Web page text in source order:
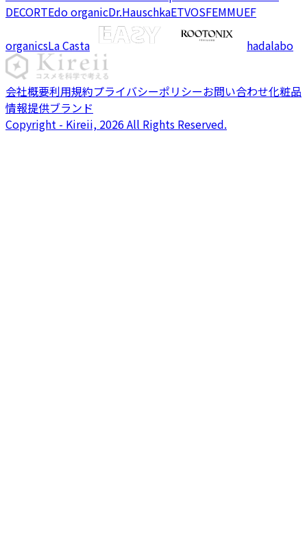
DECORTEdo organicDr.HauschkaETVOSFEMMUEF
organicsLa Casta hadalabo
会社概要利用規約プライバシーポリシーお問い合わせ化粧品
情報提供ブランド
Copyright - Kireii, 2026 All Rights Reserved.